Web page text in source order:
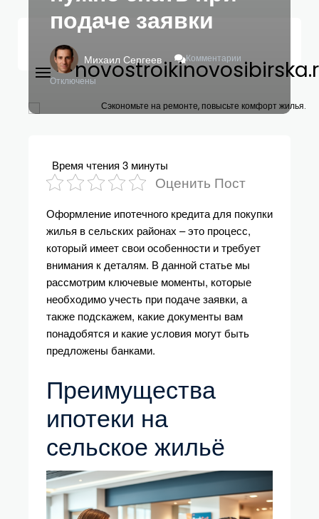
Сэкономьте на ремонте, повысьте комфорт жилья.
подаче заявки
Михаил Сергеев Комментарии
Записи
Как
Ипотечный
Сельских
Что
Нужно
Знать
При
Подаче
Заявки
Отключены
Время чтения 3 минуты
Оценить Пост
Оформление ипотечного кредита для покупки
жилья в сельских районах – это процесс,
который имеет свои особенности и требует
внимания к деталям. В данной статье мы
рассмотрим ключевые моменты, которые
необходимо учесть при подаче заявки, а
также подскажем, какие документы вам
понадобятся и какие условия могут быть
предложены банками.
Преимущества
ипотеки на
сельское жильё